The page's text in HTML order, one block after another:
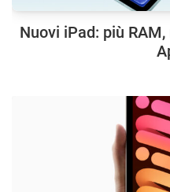
Nuovi iPad: più